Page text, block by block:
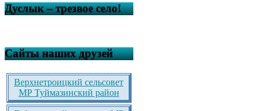
Дуслык – трезвое село!
Сайты наших друзей
Верхнетроицкий сельсовет
МР Туймазинский район